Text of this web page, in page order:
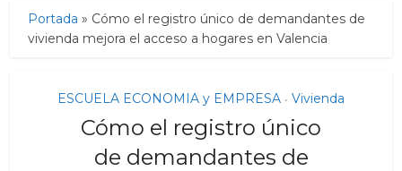
Portada » Cómo el registro único de demandantes de
vivienda mejora el acceso a hogares en Valencia
ESCUELA ECONOMIA y EMPRESA • Vivienda
Cómo el registro único
de demandantes de